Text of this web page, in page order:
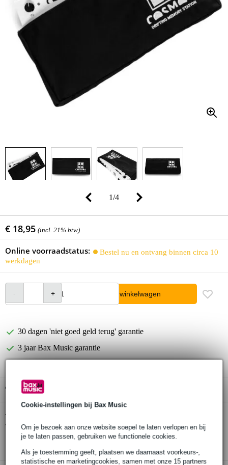
Cookie-instellingen bij Bax Music
Om je bezoek aan onze website soepel te laten verlopen en bij
je te laten passen, gebruiken we functionele cookies.
Als je toestemming geeft, plaatsen we daarnaast voorkeurs-,
statistische en marketingcookies, samen met onze 15 partners
1/4
€ 18,95 (incl. 21% btw)
Online voorraadstatus:
Bestel nu en ontvang binnen circa 10
werkdagen
In winkelwagen
30 dagen 'niet goed geld terug' garantie
3 jaar Bax Music garantie
Gratis ophalen in de winkel
Twijfel je of de
voor SOMA Cosmosbij je past? Doe de check.
Start de check